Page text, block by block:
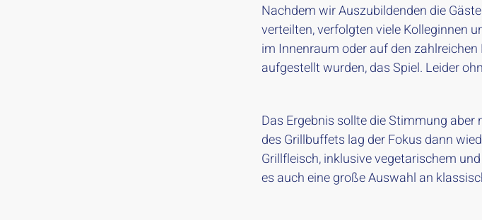
Nachdem wir Auszubildenden die
verteilten, verfolgten viele Kolleginnen
im Innenraum oder auf den
aufgestellt wurden, das Spiel. Leider
Das Ergebnis sollte die Stimmung
des Grillbuffets lag der Fokus dann
Grillfleisch, inklusive vegetarischem
es auch eine große Auswahl an